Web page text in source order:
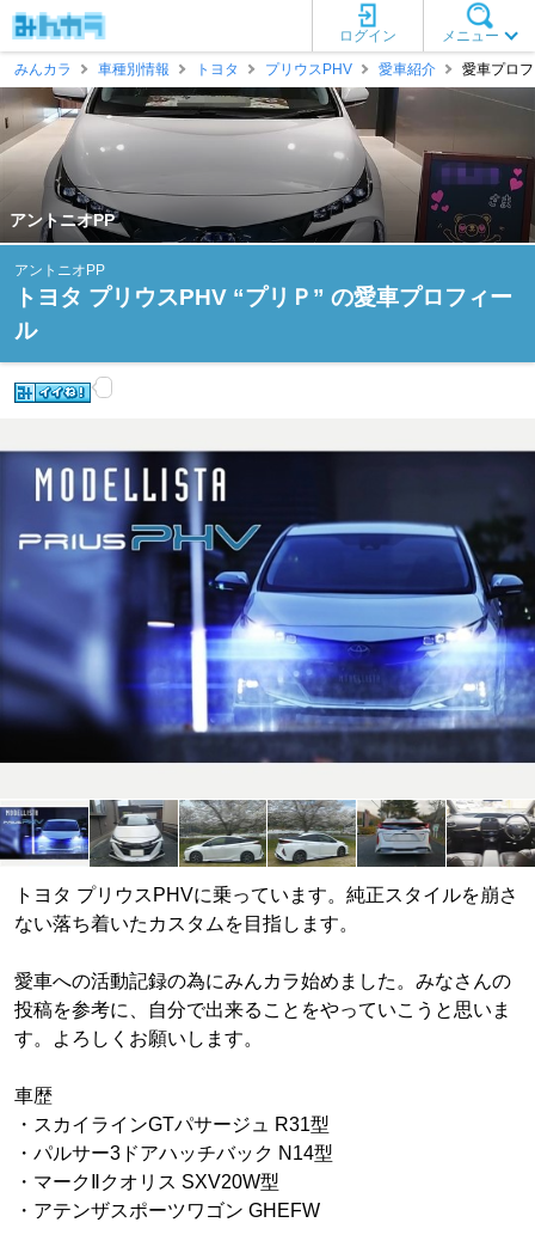
メニュー
ログイン
みんカラ
車種別情報 トヨタ プリウスPHV 愛車紹介 愛車プロ
アントニオPP
アントニオPP
トヨタ プリウスPHV “プリＰ” の愛車プロフィー
ル
トヨタ プリウスPHVに乗っています。純正スタイルを崩さ
ない落ち着いたカスタムを目指します。
愛車への活動記録の為にみんカラ始めました。みなさんの
投稿を参考に、自分で出来ることをやっていこうと思いま
す。よろしくお願いします。
車歴
・スカイラインGTパサージュ R31型
・パルサー3ドアハッチバック N14型
・マークⅡクオリス SXV20W型
・アテンザスポーツワゴン GHEFW